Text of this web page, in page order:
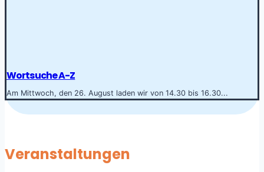
Wortsuche A-Z
Am Mittwoch, den 26. August laden wir von 14.30 bis 16.30...
Veranstaltungen